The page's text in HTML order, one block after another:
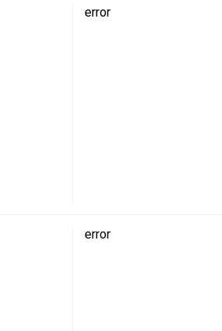
error
error